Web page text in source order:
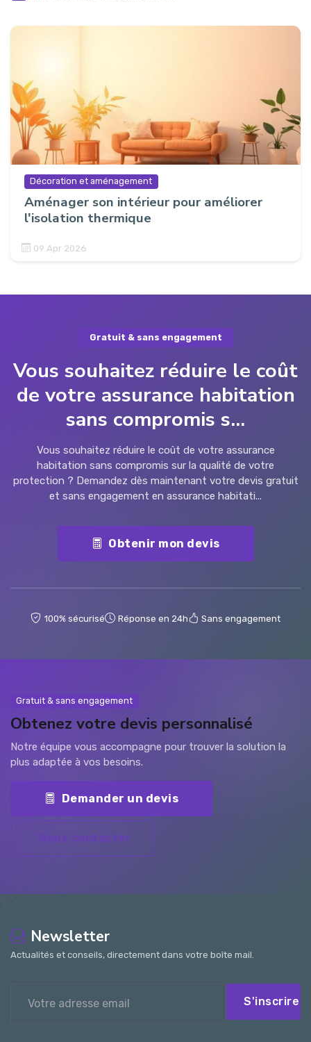
Décoration et aménagement
Aménager son intérieur pour améliorer
l'isolation thermique
09 Apr 2026
Gratuit & sans engagement
Vous souhaitez réduire le coût
de votre assurance habitation
sans compromis s...
Vous souhaitez réduire le coût de votre assurance
habitation sans compromis sur la qualité de votre
protection ? Demandez dès maintenant votre devis gratuit
et sans engagement en assurance habitati...
Obtenir mon devis
100% sécurisé Réponse en 24h Sans engagement
Gratuit & sans engagement
Obtenez votre devis personnalisé
Notre équipe vous accompagne pour trouver la solution la
plus adaptée à vos besoins.
Demander un devis
Nous contacter
Newsletter
Actualités et conseils, directement dans votre boîte mail.
S'inscrire